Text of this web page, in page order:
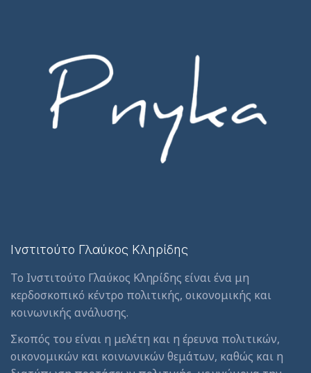
Ινστιτούτο Γλαύκος Κληρίδης
Το Ινστιτούτο Γλαύκος Κληρίδης είναι ένα μη
κερδοσκοπικό κέντρο πολιτικής, οικονομικής και
κοινωνικής ανάλυσης.
Σκοπός του είναι η μελέτη και η έρευνα πολιτικών,
οικονομικών και κοινωνικών θεμάτων, καθώς και η